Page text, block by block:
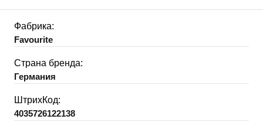
Фабрика:
Favourite
Страна бренда:
Германия
ШтрихКод:
4035726122138